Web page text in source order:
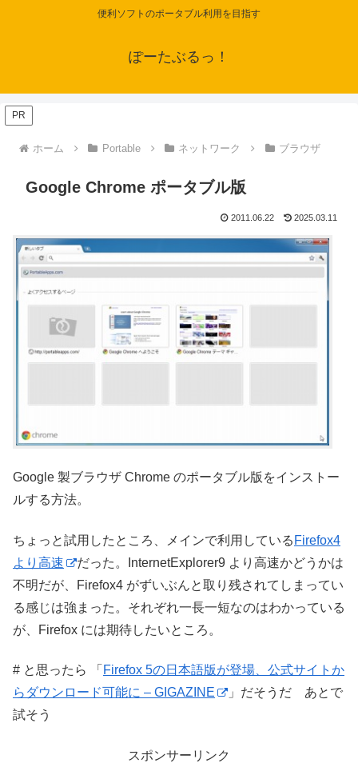
便利ソフトのポータブル利用を目指す
ぽーたぶるっ！
PR
ホーム Portable ネットワーク ブラウザ
Google Chrome ポータブル版
2011.06.22 2025.03.11
Google 製ブラウザ Chrome のポータブル版をインストー
ルする方法。
ちょっと試用したところ、メインで利用している Firefox4
より高速
だった。InternetExplorer9 より高速かどうかは
不明だが、Firefox4 がずいぶんと取り残されてしまってい
る感じは強まった。それぞれ一長一短なのはわかっている
が、Firefox には期待したいところ。
# と思ったら 「 Firefox 5の日本語版が登場、公式サイトか
らダウンロード可能に – GIGAZINE
」だそうだ あとで
試そう
スポンサーリンク